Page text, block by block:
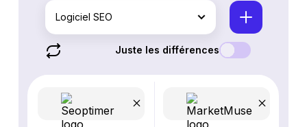
Logiciel SEO
Juste les différences